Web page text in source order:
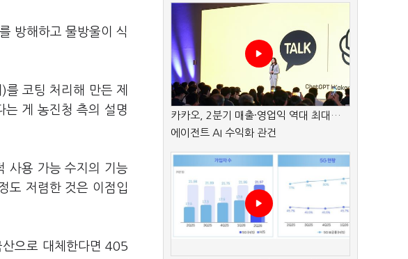
방해하고 물방울이 식
코팅 처리해 만든 제
는 게 농진청 측의 설명
사용 가능 수지의 기능
도 저렴한 것은 이점입
으로 대체한다면 405
카카오, 2분기 매출·영업익 역대 최대…
에이전트 AI 수익화 관건